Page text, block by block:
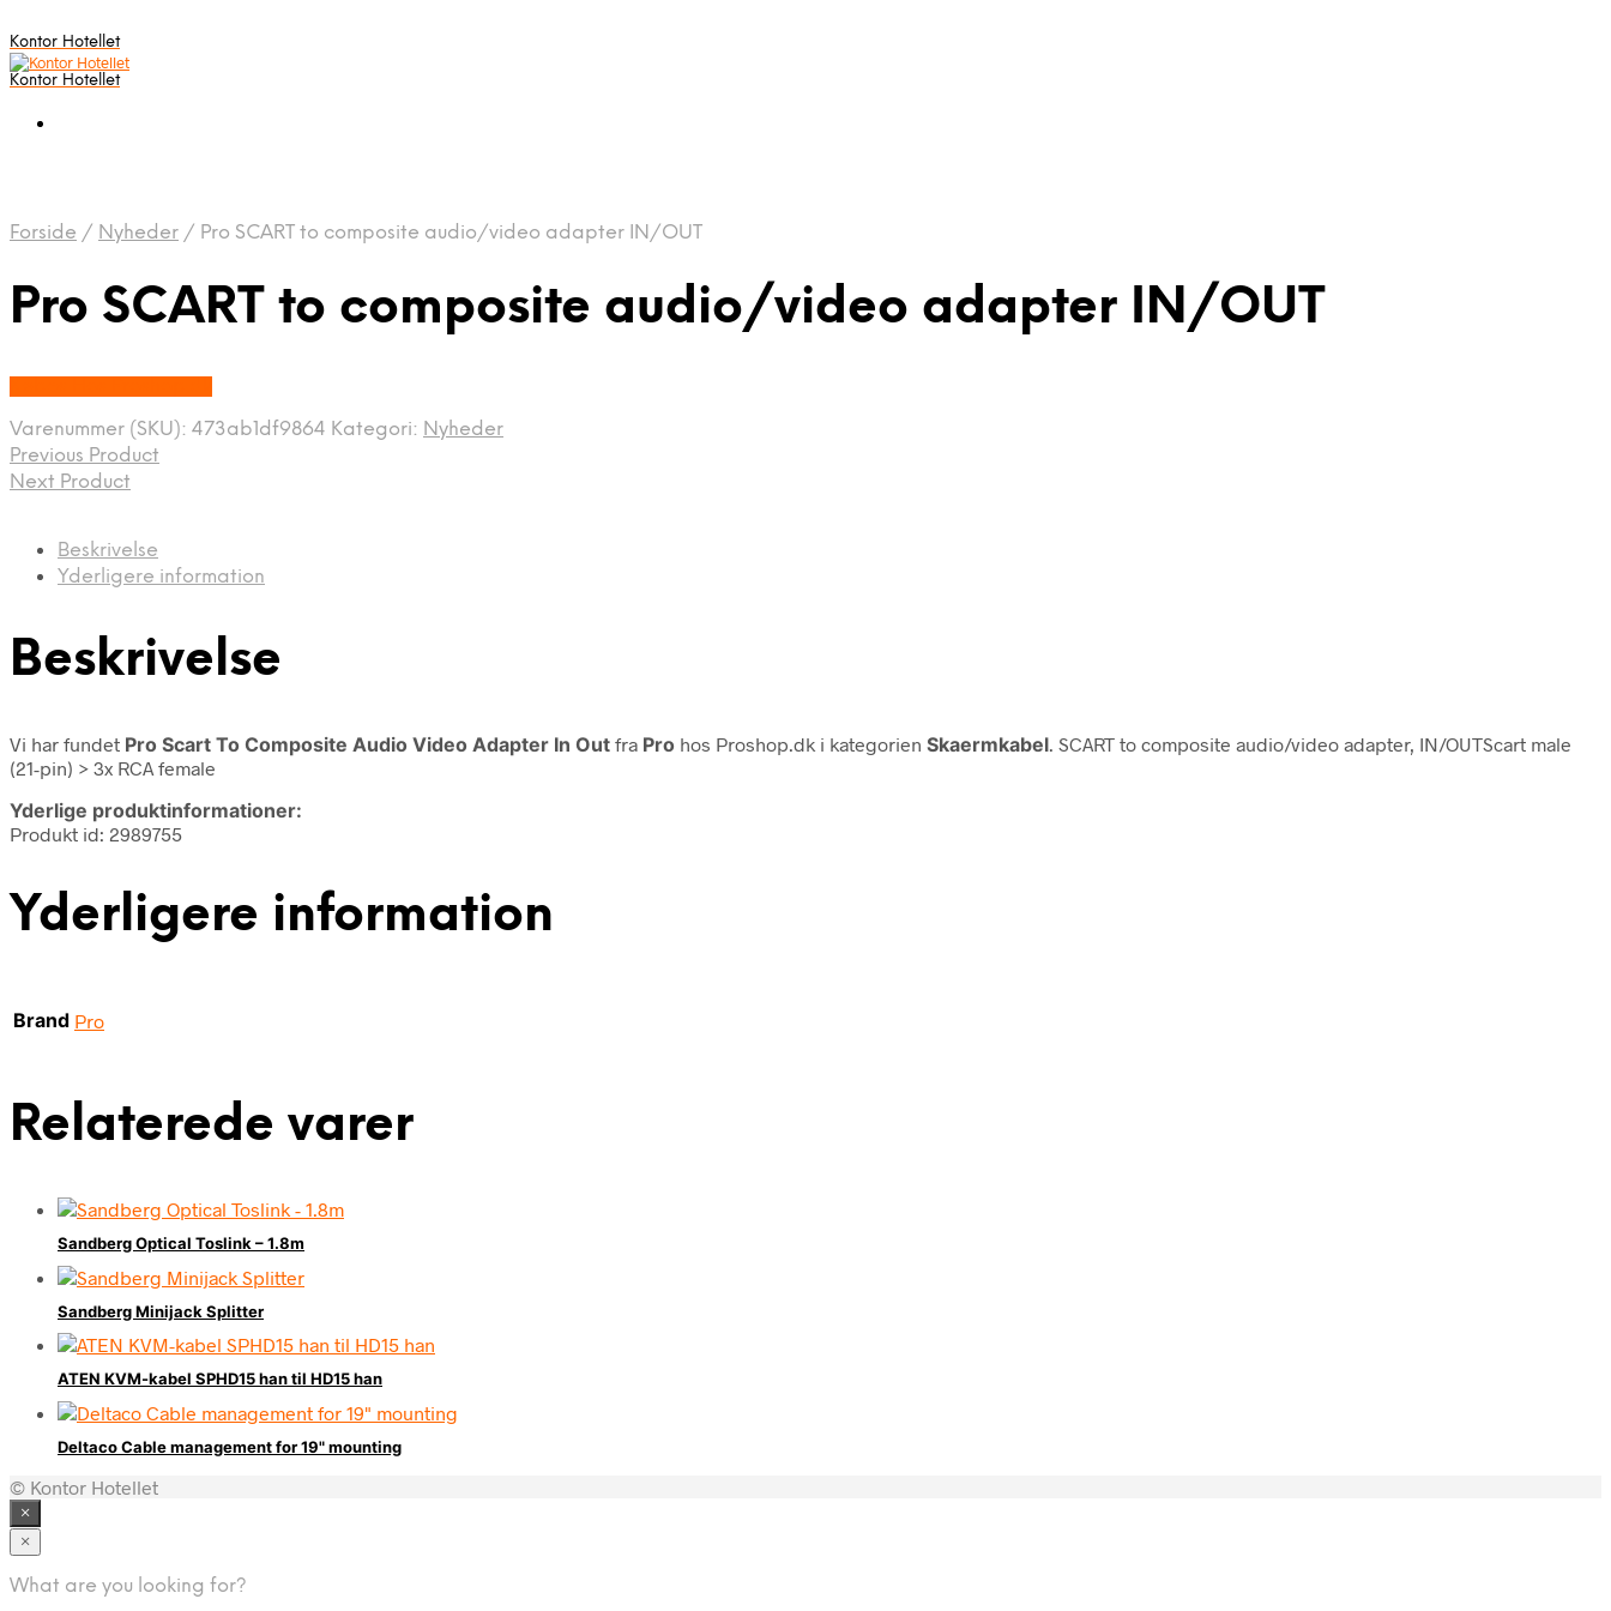
Kontor Hotellet
Kontor Hotellet
Forside / Nyheder / Pro SCART to composite audio/video adapter IN/OUT
Pro SCART to composite audio/video adapter IN/OUT
Varenummer (SKU): 473ab1df9864 Kategori: Nyheder
Previous Product
Next Product
Beskrivelse
Yderligere information
Beskrivelse
Vi har fundet Pro Scart To Composite Audio Video Adapter In Out fra Pro hos Proshop.dk i kategorien Skaermkabel . SCART to composite audio/video adapter, IN/OUTScart male
(21-pin) > 3x RCA female
Yderlige produktinformationer:
Produkt id: 2989755
Yderligere information
Brand Pro
Relaterede varer
Sandberg Optical Toslink – 1.8m
Sandberg Minijack Splitter
ATEN KVM-kabel SPHD15 han til HD15 han
Deltaco Cable management for 19" mounting
© Kontor Hotellet
×
×
What are you looking for?